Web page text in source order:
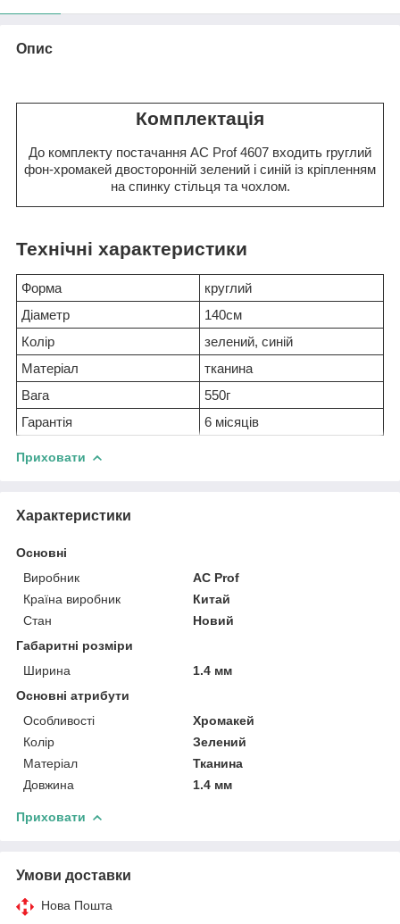
Опис
Комплектація
До комплекту постачання AC Prof 4607 входить rруглий
фон-хромакей двосторонній зелений і синій із кріпленням
на спинку стільця та чохлом.
Технічні характеристики
Форма
круглий
Діаметр
140см
Колір
зелений, синій
Матеріал
тканина
Вага
550г
Гарантія
6 місяців
Приховати
Характеристики
Основні
Виробник
AC Prof
Країна виробник
Китай
Стан
Новий
Габаритні розміри
Ширина
1.4 мм
Основні атрибути
Особливості
Хромакей
Колір
Зелений
Матеріал
Тканина
Довжина
1.4 мм
Приховати
Умови доставки
Нова Пошта